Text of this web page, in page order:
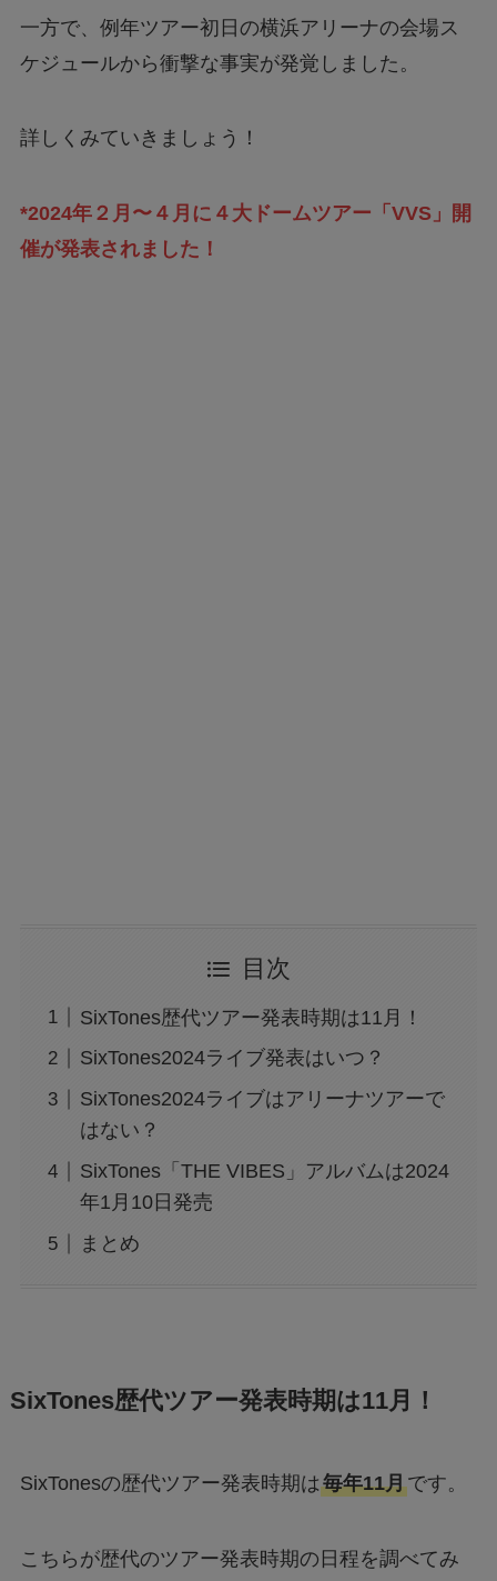
一方で、例年ツアー初日の横浜アリーナの会場ス
ケジュールから衝撃な事実が発覚しました。
詳しくみていきましょう！
*2024年２月〜４月に４大ドームツアー「VVS」開
催が発表されました！
目次
SixTones歴代ツアー発表時期は11月！
SixTones2024ライブ発表はいつ？
SixTones2024ライブはアリーナツアーで
はない？
SixTones「THE VIBES」アルバムは2024
年1月10日発売
まとめ
SixTones歴代ツアー発表時期は11月！
SixTonesの歴代ツアー発表時期は毎年11月です。
こちらが歴代のツアー発表時期の日程を調べてみ